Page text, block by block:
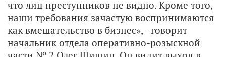
что лиц преступников не видно. Кроме того,
наши требования зачастую воспринимаются
как вмешательство в бизнес», - говорит
начальник отдела оперативно-розыскной